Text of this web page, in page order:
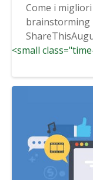
Come i
brainstorming
<small